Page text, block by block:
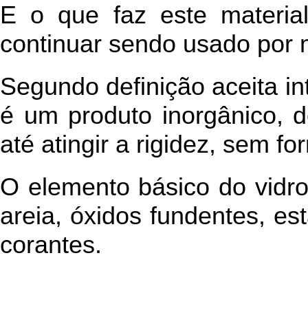
E o que faz este
continuar sendo usado por
Segundo definição aceita
é um produto inorgânico,
até atingir a rigidez, sem
O elemento básico do
areia, óxidos fundentes,
corantes.